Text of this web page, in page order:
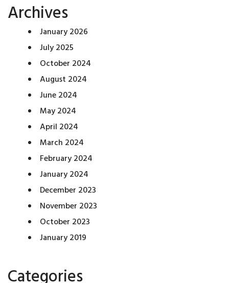
Archives
January 2026
July 2025
October 2024
August 2024
June 2024
May 2024
April 2024
March 2024
February 2024
January 2024
December 2023
November 2023
October 2023
January 2019
Categories